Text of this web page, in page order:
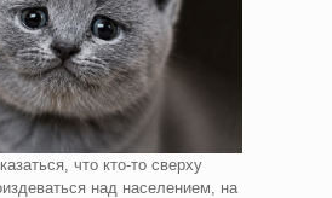
что кто-то сверху
над населением, на